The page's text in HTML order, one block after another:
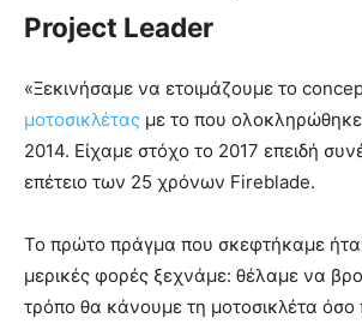
Project Leader
«Ξεκινήσαμε να ετοιμάζουμε το
μοτοσικλέτας με το που
2014. Είχαμε στόχο το 2017 επειδή
επέτειο των 25 χρόνων Fireblade.
Το πρώτο πράγμα που σκεφτήκαμε
μερικές φορές ξεχνάμε: θέλαμε να
τρόπο θα κάνουμε τη μοτοσικλέτα όσο